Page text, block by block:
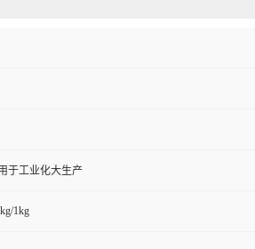
于工业化大生产
1kg